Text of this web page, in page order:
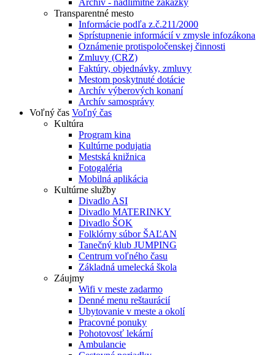
Archív - nadlimitné zákazky
Transparentné mesto
Informácie podľa z.č.211/2000
Sprístupnenie informácií v zmysle infozákona
Oznámenie protispoločenskej činnosti
Zmluvy (CRZ)
Faktúry, objednávky, zmluvy
Mestom poskytnuté dotácie
Archív výberových konaní
Archív samosprávy
Voľný čas Voľný čas
Kultúra
Program kina
Kultúrne podujatia
Mestská knižnica
Fotogaléria
Mobilná aplikácia
Kultúrne služby
Divadlo ASI
Divadlo MATERINKY
Divadlo ŠOK
Folklórny súbor ŠAĽAN
Tanečný klub JUMPING
Centrum voľného času
Základná umelecká škola
Záujmy
Wifi v meste zadarmo
Denné menu reštaurácií
Ubytovanie v meste a okolí
Pracovné ponuky
Pohotovosť lekární
Ambulancie